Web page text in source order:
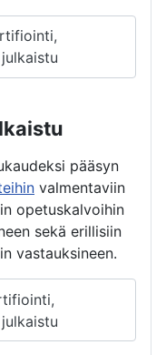
pääsyn
valmentaviin
opetuskalvoihin
sekä erillisiin
vastauksineen.